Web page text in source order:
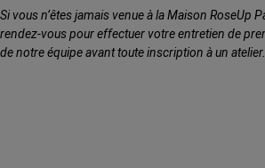
Si vous n’êtes jamais venue à la Maison RoseUp
rendez-vous pour effectuer votre entretien de
de notre équipe avant toute inscription à un atelier.